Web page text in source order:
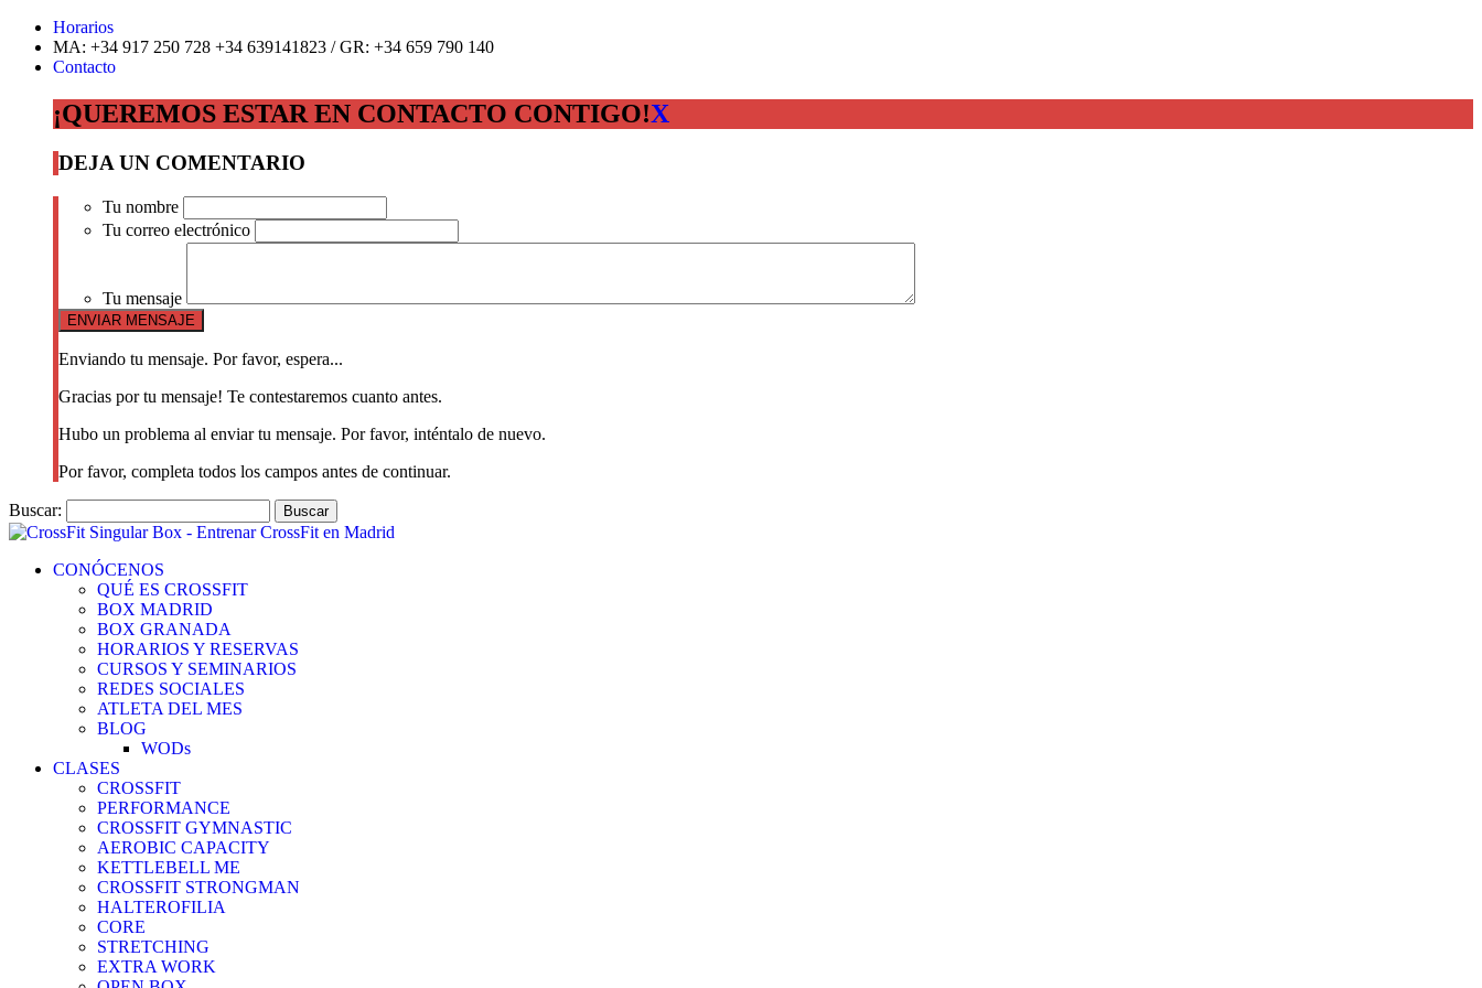
Horarios
MA: +34 917 250 728 +34 639141823 / GR: +34 659 790 140
Contacto
¡QUEREMOS ESTAR EN CONTACTO CONTIGO!X
DEJA UN COMENTARIO
Tu nombre
Tu correo electrónico
Tu mensaje
Enviando tu mensaje. Por favor, espera...
Gracias por tu mensaje! Te contestaremos cuanto antes.
Hubo un problema al enviar tu mensaje. Por favor, inténtalo de nuevo.
Por favor, completa todos los campos antes de continuar.
Buscar:
CONÓCENOS
QUÉ ES CROSSFIT
BOX MADRID
BOX GRANADA
HORARIOS Y RESERVAS
CURSOS Y SEMINARIOS
REDES SOCIALES
ATLETA DEL MES
BLOG
WODs
CLASES
CROSSFIT
PERFORMANCE
CROSSFIT GYMNASTIC
AEROBIC CAPACITY
KETTLEBELL ME
CROSSFIT STRONGMAN
HALTEROFILIA
CORE
STRETCHING
EXTRA WORK